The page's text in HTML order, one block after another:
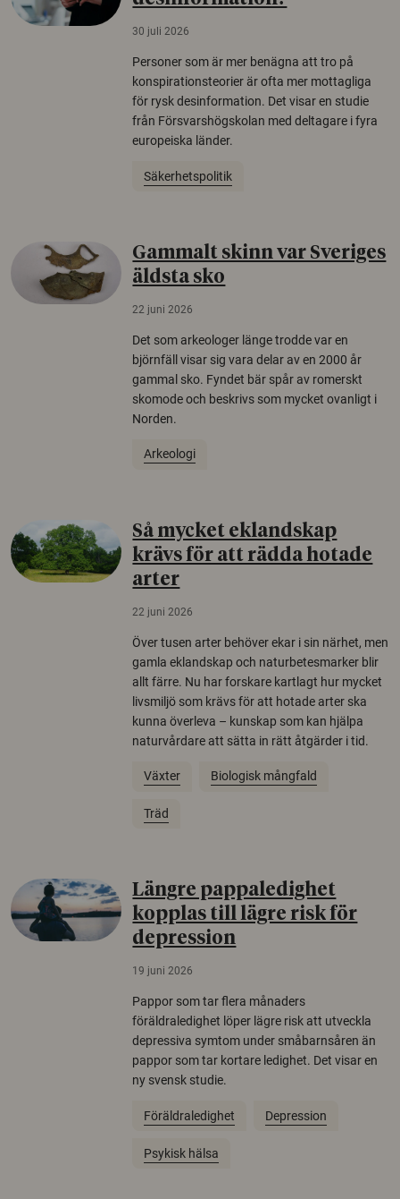
30 juli 2026
Personer som är mer benägna att tro på
konspirationsteorier är ofta mer mottagliga
för rysk desinformation. Det visar en studie
från Försvarshögskolan med deltagare i fyra
europeiska länder.
Säkerhetspolitik
Gammalt skinn var Sveriges
äldsta sko
22 juni 2026
Det som arkeologer länge trodde var en
björnfäll visar sig vara delar av en 2000 år
gammal sko. Fyndet bär spår av romerskt
skomode och beskrivs som mycket ovanligt i
Norden.
Arkeologi
Så mycket eklandskap
krävs för att rädda hotade
arter
22 juni 2026
Över tusen arter behöver ekar i sin närhet, men
gamla eklandskap och naturbetesmarker blir
allt färre. Nu har forskare kartlagt hur mycket
livsmiljö som krävs för att hotade arter ska
kunna överleva – kunskap som kan hjälpa
naturvårdare att sätta in rätt åtgärder i tid.
Växter Biologisk mångfald
Träd
Längre pappaledighet
kopplas till lägre risk för
depression
19 juni 2026
Pappor som tar flera månaders
föräldraledighet löper lägre risk att utveckla
depressiva symtom under småbarnsåren än
pappor som tar kortare ledighet. Det visar en
ny svensk studie.
Föräldraledighet Depression
Psykisk hälsa